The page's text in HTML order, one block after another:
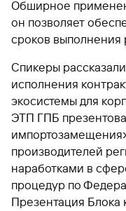
специальные
предложения
Бонус
«Плюс»
Информация
для
держателей
карт
Дополнительная
карта-стикер
полезно
Часто
вопросы
Калькулятор
вкладов
Быстрый
поиск
по
сайту
Отчет о
истории
Кредитный
помощник
Быстрый
поиск
по
сайту
Вклады
Открыть
брокерский
счет
Брокерское
обслуживание
Инвестиционные
продукты
доверительного
управления
Налоговый
вычет
Отчет о
кредитной
истории
Станьте
партнером
Быстрый
поиск
по
сайту
Вклады
рейтинг
Отчет о
кредитной
истории
Станьте
партнером
Партнерам
Информация
Pay
Интернет-
банк
Мобильное
приложение
GPB-
i-
Trade
Отделения
банка
инкассация
с Moniron
касса 3 в 1 с
эквайрингом
Может
быть
полезно
115-ФЗ
для
малого
бизнеса
сервисы
«Копии
документов»
и «Справки»
Быстрый
поиск
по
сайту
Вклады
Курсы
валют
оплата
таможенных
платежей
Быстрый
поиск
по
сайту
Вклады
по
сайту
сайту
Обширное
он позволяет
сроков выполнения
Спикеры
исполнения
экосистемы для
ЭТП ГПБ
производителей
наработками в
процедур по
Презентация Блока